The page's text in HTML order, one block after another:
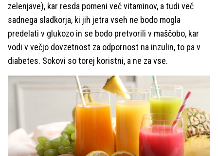
zelenjave), kar resda pomeni več vitaminov, a tudi več
sadnega sladkorja, ki jih jetra vseh ne bodo mogla
predelati v glukozo in se bodo pretvorili v maščobo, kar
vodi v večjo dovzetnost za odpornost na inzulin, to pa v
diabetes. Sokovi so torej koristni, a ne za vse.